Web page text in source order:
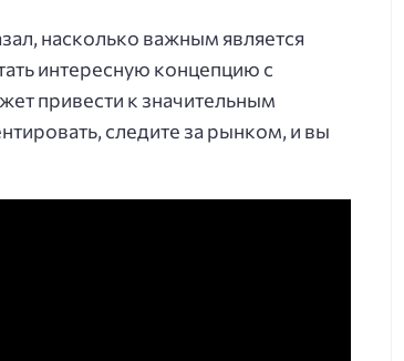
насколько важным является
интересную концепцию с
привести к значительным
следите за рынком, и вы